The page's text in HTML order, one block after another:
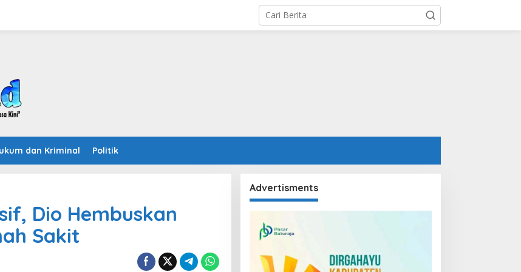
dan Kriminal Politik
Dio Hembuskan
Sakit
Advertisments